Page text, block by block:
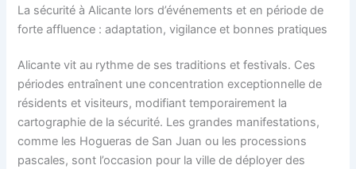
La sécurité à Alicante lors d’événements et en période de
forte affluence : adaptation, vigilance et bonnes pratiques
Alicante vit au rythme de ses traditions et festivals. Ces
périodes entraînent une concentration exceptionnelle de
résidents et visiteurs, modifiant temporairement la
cartographie de la sécurité. Les grandes manifestations,
comme les Hogueras de San Juan ou les processions
pascales, sont l’occasion pour la ville de déployer des